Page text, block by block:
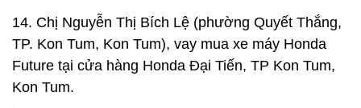
14. Chị Nguyễn Thị Bích Lệ (phường Quyết Thắng,
TP. Kon Tum, Kon Tum), vay mua xe máy Honda
Future tại cửa hàng Honda Đại Tiến, TP Kon Tum,
Kon Tum.